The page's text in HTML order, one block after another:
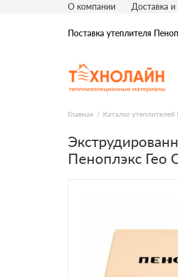
Поставка утеплителя
О компании Доставка и
Главная Каталог утеплителей
Пеноплэкс Гео